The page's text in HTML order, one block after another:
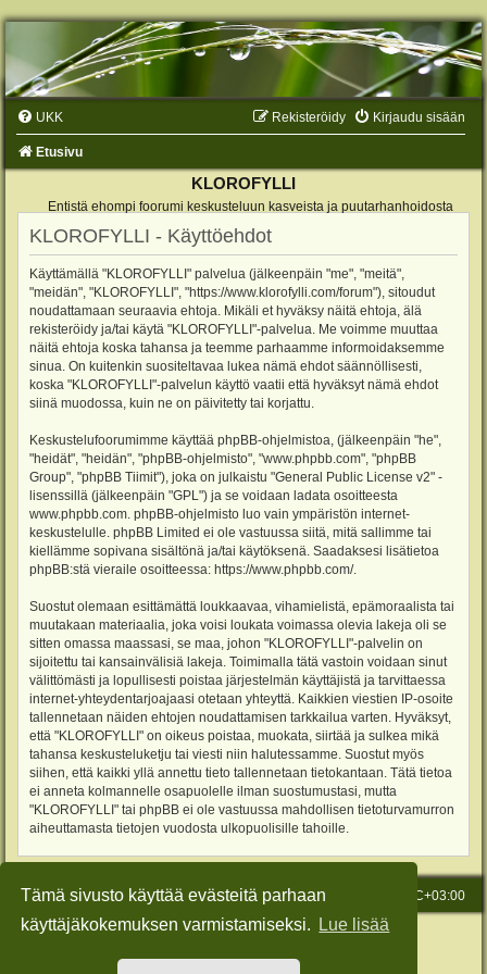
Tämä sivusto käyttää evästeitä parhaan
käyttäjäkokemuksen varmistamiseksi.
Lue lisää
UKK Kirjaudu sisään
Rekisteröidy
Etusivu
KLOROFYLLI
Entistä ehompi foorumi keskusteluun kasveista ja puutarhanhoidosta
KLOROFYLLI - Käyttöehdot
Käyttämällä "KLOROFYLLI" palvelua (jälkeenpäin "me", "meitä",
"meidän", "KLOROFYLLI", "https://www.klorofylli.com/forum"), sitoudut
noudattamaan seuraavia ehtoja. Mikäli et hyväksy näitä ehtoja, älä
rekisteröidy ja/tai käytä "KLOROFYLLI"-palvelua. Me voimme muuttaa
näitä ehtoja koska tahansa ja teemme parhaamme informoidaksemme
sinua. On kuitenkin suositeltavaa lukea nämä ehdot säännöllisesti,
koska "KLOROFYLLI"-palvelun käyttö vaatii että hyväksyt nämä ehdot
siinä muodossa, kuin ne on päivitetty tai korjattu.
Keskustelufoorumimme käyttää phpBB-ohjelmistoa, (jälkeenpäin "he",
"heidät", "heidän", "phpBB-ohjelmisto", "www.phpbb.com", "phpBB
Group", "phpBB Tiimit"), joka on julkaistu "General Public License v2" -
lisenssillä (jälkeenpäin "GPL") ja se voidaan ladata osoitteesta
www.phpbb.com . phpBB-ohjelmisto luo vain ympäristön internet-
keskustelulle. phpBB Limited ei ole vastuussa siitä, mitä sallimme tai
kiellämme sopivana sisältönä ja/tai käytöksenä. Saadaksesi lisätietoa
phpBB:stä vieraile osoitteessa: https://www.phpbb.com/.
Suostut olemaan esittämättä loukkaavaa, vihamielistä, epämoraalista tai
muutakaan materiaalia, joka voisi loukata voimassa olevia lakeja oli se
sitten omassa maassasi, se maa, johon "KLOROFYLLI"-palvelin on
sijoitettu tai kansainvälisiä lakeja. Toimimalla tätä vastoin voidaan sinut
välittömästi ja lopullisesti poistaa järjestelmän käyttäjistä ja tarvittaessa
internet-yhteydentarjoajaasi otetaan yhteyttä. Kaikkien viestien IP-osoite
tallennetaan näiden ehtojen noudattamisen tarkkailua varten. Hyväksyt,
että "KLOROFYLLI" on oikeus poistaa, muokata, siirtää ja sulkea mikä
tahansa keskusteluketju tai viesti niin halutessamme. Suostut myös
siihen, että kaikki yllä annettu tieto tallennetaan tietokantaan. Tätä tietoa
ei anneta kolmannelle osapuolelle ilman suostumustasi, mutta
"KLOROFYLLI" tai phpBB ei ole vastuussa mahdollisen tietoturvamurron
aiheuttamasta tietojen vuodosta ulkopuolisille tahoille.
Etusivu Kaikki ajat ovat UTC+03:00
Viesti Ylläpidolle
Keskustelufoorumin ohjelmistophpBB® Forum Software © phpBB Limited